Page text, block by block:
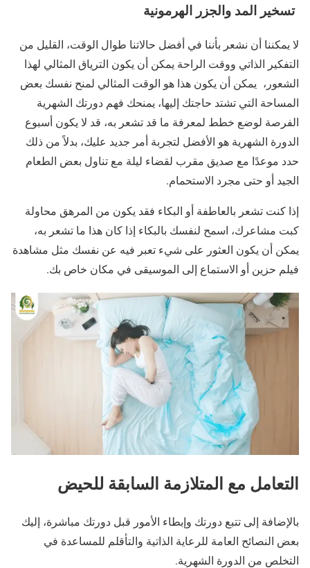
تسخير المد والجزر الهرمونية
لا يمكننا أن نشعر بأننا في أفضل حالاتنا طوال الوقت، القليل من
التفكير الذاتي ووقت الراحة يمكن أن يكون الترياق المثالي لهذا
الشعور، يمكن أن يكون هذا هو الوقت المثالي لمنح نفسك بعض
المساحة التي تشتد حاجتك إليها، يمنحك فهم دورتك الشهرية
الفرصة لوضع خطط لمعرفة ما قد تشعر به، قد لا يكون أسبوع
الدورة الشهرية هو الأفضل لتجربة أمر جديد عليك، بدلاً من ذلك
حدد موعدًا مع صديق مقرب لقضاء ليلة مع تناول بعض الطعام
الجيد أو حتى مجرد الاستحمام.
إذا كنت تشعر بالعاطفة أو البكاء فقد يكون من المرهق محاولة
كبت مشاعرك، اسمح لنفسك بالبكاء إذا كان هذا ما تشعر به،
يمكن أن يكون العثور على شيء تعبر فيه عن نفسك مثل مشاهدة
فيلم حزين أو الاستماع إلى الموسيقى في مكان خاص بك.
التعامل مع المتلازمة السابقة للحيض
بالإضافة إلى تتبع دورتك وإبطاء الأمور قبل دورتك مباشرة، إليك
بعض النصائح العامة للرعاية الذاتية والتأقلم للمساعدة في
التخلص من الدورة الشهرية.